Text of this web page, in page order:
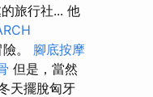
旅行社... 他
。 腳底按摩
但是，當然
天擺脫匈牙